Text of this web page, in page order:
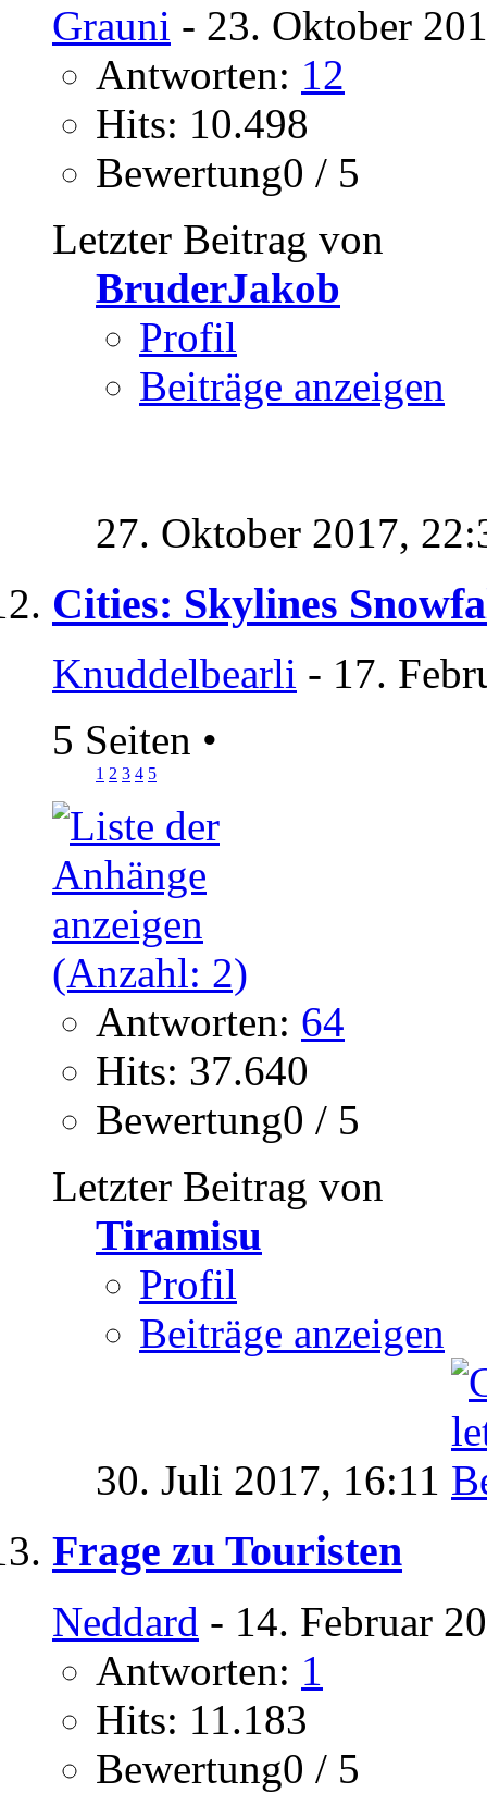
Grauni - 23. Oktober
Antworten: 12
Hits: 10.498
Bewertung0 / 5
Letzter Beitrag von
BruderJakob
Profil
Beiträge anzeigen
27. Oktober 2017,
Cities: Skylines
Knuddelbearli - 17.
5 Seiten •
1 2 3 4 5
Antworten: 64
Hits: 37.640
Bewertung0 / 5
Letzter Beitrag von
Tiramisu
Profil
Beiträge anzeigen
30. Juli 2017, 16:11
Frage zu Touristen
Neddard - 14. Februar
Antworten: 1
Hits: 11.183
Bewertung0 / 5